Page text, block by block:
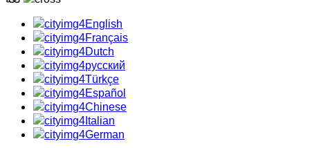
English
Français
Dutch
русский
Türkçe
Español
Chinese
Italian
German